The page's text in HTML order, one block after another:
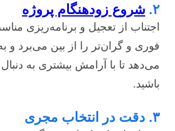
۲. شروع زودهنگام پروژه
اجتناب از تعجیل و برنامه‌ریزی
فوری و گران‌تر را از بین می‌برد
می‌دهد تا با آرامش بیشتری به دنبال
باشید.
۳. دقت در انتخاب مجری